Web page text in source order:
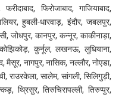
फिरोजाबाद, गाजियाबाद,
हुबली-धारवाड़, इंदौर, जबलपुर,
जोधपुर, कानपुर, कन्नूर, काकीनाड़ा,
कोझिकोड़, कुर्नूल, लखनऊ, लुधियाना,
मैसूर, नागपुर, नासिक, नल्लौर, नोएडा,
राउरकेला, सालेम, सांगली, सिलिगुड़ी,
थ्रिसुर, तिरुचिरापल्ली, तिरुप्पुर,